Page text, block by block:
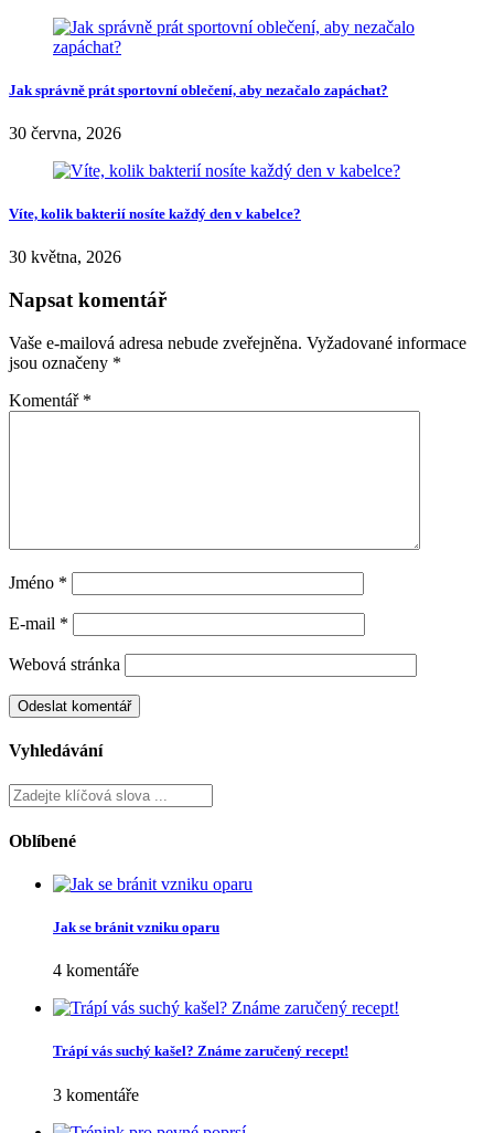
Jak správně prát sportovní oblečení, aby nezačalo zapáchat?
30 června, 2026
Víte, kolik bakterií nosíte každý den v kabelce?
30 května, 2026
Napsat komentář
Vaše e-mailová adresa nebude zveřejněna. Vyžadované informace
jsou označeny *
Komentář *
Jméno *
E-mail *
Webová stránka
Vyhledávání
Oblíbené
Jak se bránit vzniku oparu
4 komentáře
Trápí vás suchý kašel? Známe zaručený recept!
3 komentáře